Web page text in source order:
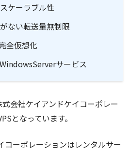
ケーラブル性
ない転送量無制限
全仮想化
サービス
式会社ケイアンドケイコーポレー
となっています。
コーポレーションはレンタルサー